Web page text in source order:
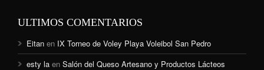
ULTIMOS COMENTARIOS
Eitan en IX Torneo de Voley Playa Voleibol San Pedro
esty la en Salón del Queso Artesano y Productos Lácteos